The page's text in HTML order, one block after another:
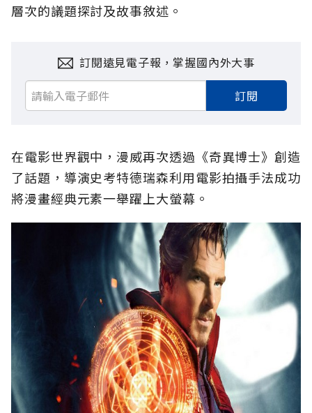
層次的議題探討及故事敘述。
訂閱遠見電子報，掌握國內外大事
訂閱
在電影世界觀中，漫威再次透過《奇異博士》創造
了話題，導演史考特德瑞森利用電影拍攝手法成功
將漫畫經典元素一舉躍上大螢幕。